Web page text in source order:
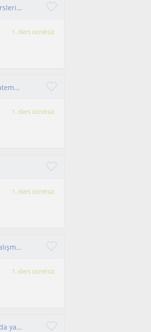
İlkokul ve Ortaokul öğrencilerine Matematik - Fen Bilgisi - Türkçe dersleri verilir. 8. Sınıf öğrencilerine LGS koçluğu yapılır
1. ders ücretsiz
Ege üniversitesi öğrencisinden ilkokul ortaokul düzeyinde fen ve matematik dersi
1. ders ücretsiz
1. ders ücretsiz
Tecrübeli öğretmenim. Özel okul ve dershanelerde çalıştım halen çalışmaya devam ediyorum
1. ders ücretsiz
İlk okul çocuklarına veya ortaokul çocuklarına ders vermek. Antalya da yaşıyorum